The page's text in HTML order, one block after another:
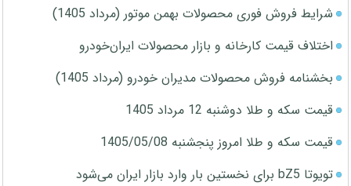
شرایط فروش فوری محصولات بهمن موتور (مرداد 1405)
اختلاف قیمت کارخانه و بازار محصولات ایران‌خودرو
بخشنامه فروش محصولات مدیران خودرو (مرداد 1405)
قیمت سکه و طلا دوشنبه 12 مرداد 1405
قیمت سکه و طلا امروز پنجشنبه 1405/05/08
تویوتا bZ5 برای نخستین بار وارد بازار ایران می‌شود